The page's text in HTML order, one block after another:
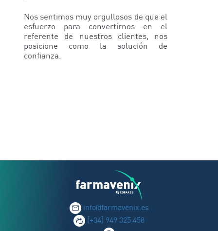
Nos sentimos muy orgullosos de que el
esfuerzo para convertirnos en el
referente de nuestros clientes, nos
posicione como la solución de
confianza.
info@farmavenix.es
[+34] 949 325 458